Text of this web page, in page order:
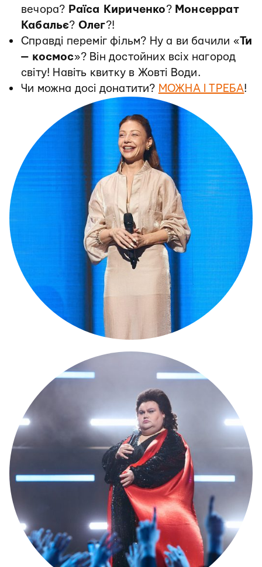
вечора? Раїса Кириченко? Монсеррат
Кабальє? Олег?!
Справді переміг фільм? Ну а ви бачили «Ти
— космос»? Він достойних всіх нагород
світу! Навіть квитку в Жовті Води.
Чи можна досі донатити? МОЖНА І ТРЕБА!